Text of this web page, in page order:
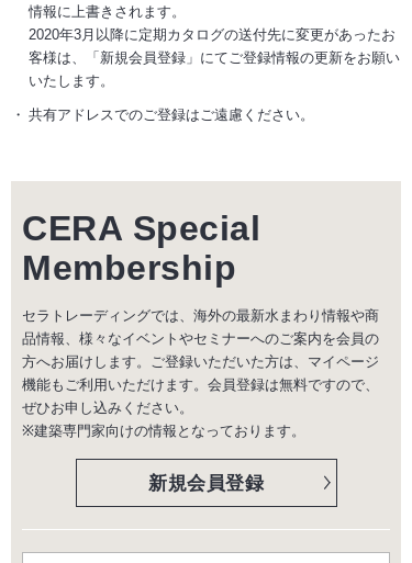
情報に上書きされます。
2020年3月以降に定期カタログの送付先に変更があったお
客様は、「新規会員登録」にてご登録情報の更新をお願い
いたします。
共有アドレスでのご登録はご遠慮ください。
CERA Special
Membership
セラトレーディングでは、海外の最新水まわり情報や商
品情報、様々なイベントやセミナーへのご案内を会員の
方へお届けします。ご登録いただいた方は、マイページ
機能もご利用いただけます。会員登録は無料ですので、
ぜひお申し込みください。
※建築専門家向けの情報となっております。
新規会員登録